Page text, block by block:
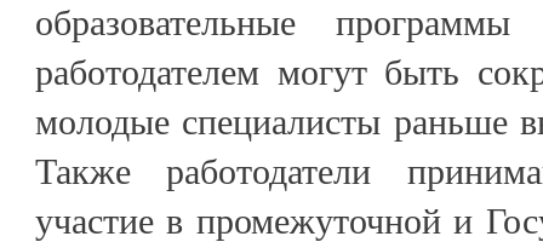
образовательные
работодателем могут быть
молодые специалисты раньше
Также работодатели
участие в промежуточной и